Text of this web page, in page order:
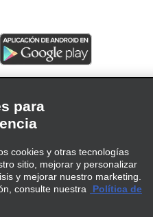
de privacidad
para
cookies y otras tecnologías
sitio, mejorar y personalizar
y mejorar nuestro marketing.
consulte nuestra
Política de